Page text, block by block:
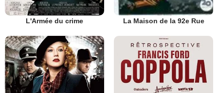
L'Armée du crime La Maison de la 92e Rue